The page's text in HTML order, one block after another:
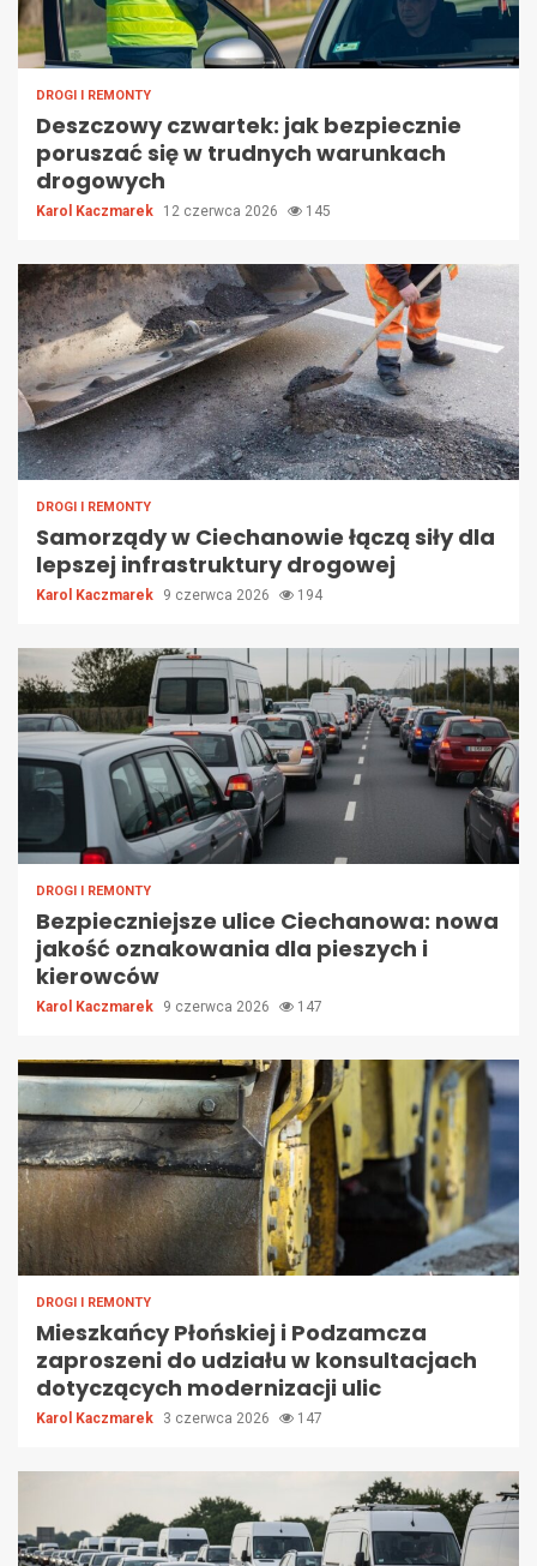
DROGI I REMONTY
Deszczowy czwartek: jak bezpiecznie
poruszać się w trudnych warunkach
drogowych
Karol Kaczmarek 12 czerwca 2026 145
DROGI I REMONTY
Samorządy w Ciechanowie łączą siły dla
lepszej infrastruktury drogowej
Karol Kaczmarek 9 czerwca 2026 194
DROGI I REMONTY
Bezpieczniejsze ulice Ciechanowa: nowa
jakość oznakowania dla pieszych i
kierowców
Karol Kaczmarek 9 czerwca 2026 147
DROGI I REMONTY
Mieszkańcy Płońskiej i Podzamcza
zaproszeni do udziału w konsultacjach
dotyczących modernizacji ulic
Karol Kaczmarek 3 czerwca 2026 147